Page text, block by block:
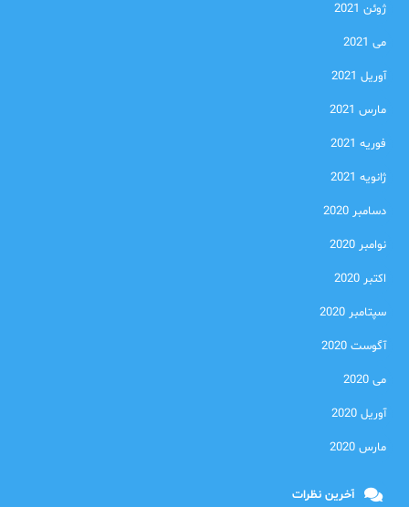
ژوئن 2021
می 2021
آوریل 2021
مارس 2021
فوریه 2021
ژانویه 2021
دسامبر 2020
نوامبر 2020
اکتبر 2020
سپتامبر 2020
آگوست 2020
می 2020
آوریل 2020
مارس 2020
آخرین نظرات